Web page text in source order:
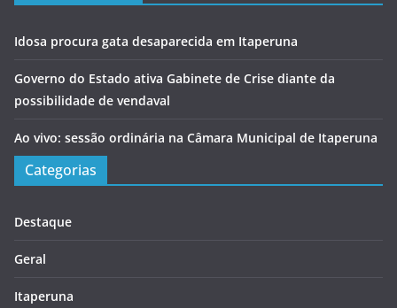
Idosa procura gata desaparecida em Itaperuna
Governo do Estado ativa Gabinete de Crise diante da
possibilidade de vendaval
Ao vivo: sessão ordinária na Câmara Municipal de Itaperuna
Categorias
Destaque
Geral
Itaperuna